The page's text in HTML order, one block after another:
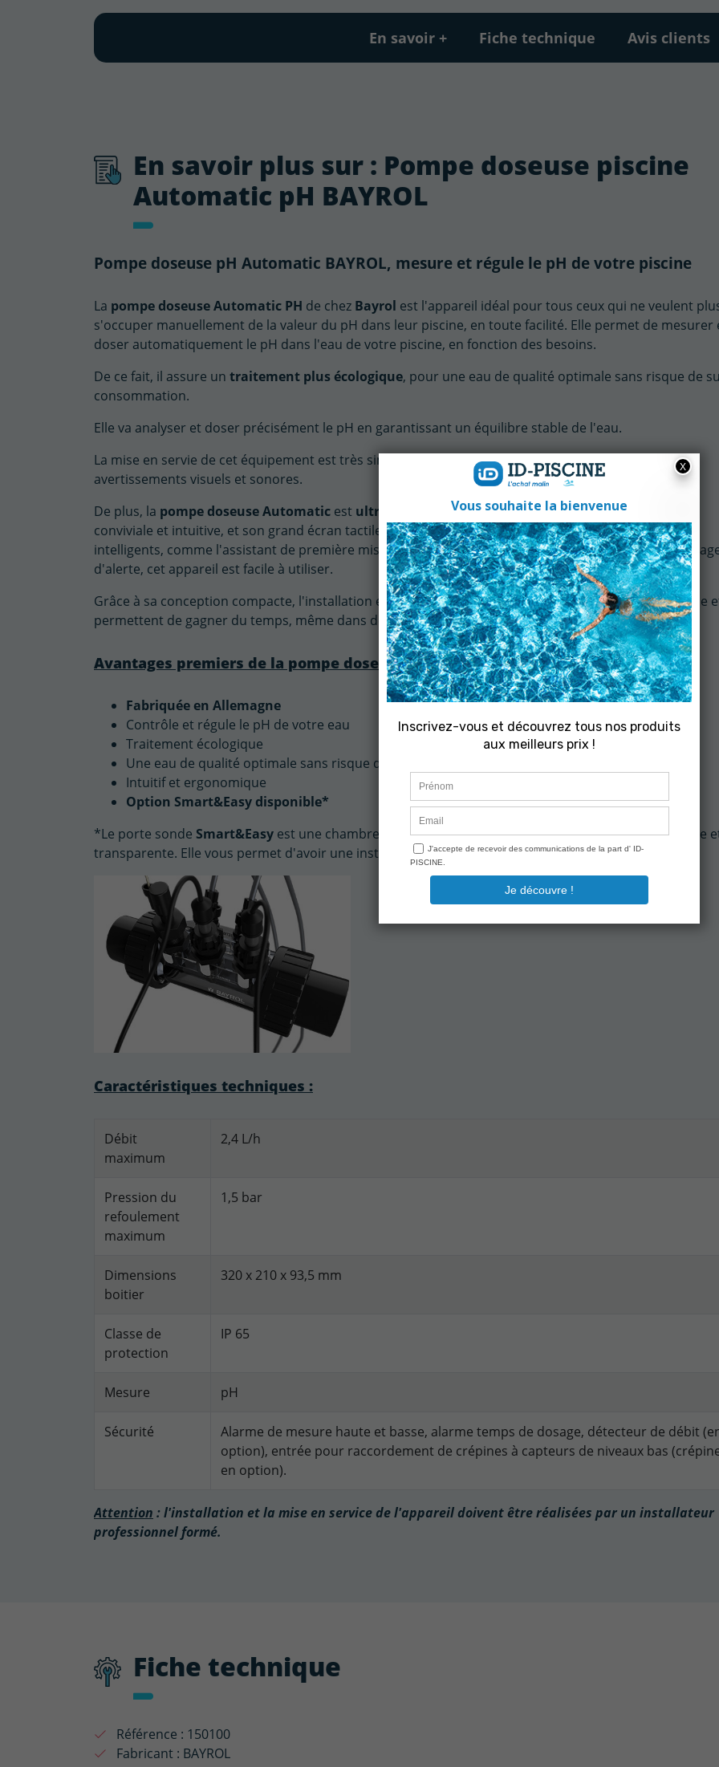
En savoir + Fiche technique Avis clients
En savoir plus sur : Pompe doseuse piscine
Automatic pH BAYROL
Pompe doseuse pH Automatic BAYROL, mesure et régule le pH de votre piscine
La pompe doseuse Automatic PH de chez Bayrol est l'appareil idéal pour tous ceux qui ne veulent
s'occuper manuellement de la valeur du pH dans leur piscine, en toute facilité. Elle permet de mesurer
doser automatiquement le pH dans l'eau de votre piscine, en fonction des besoins.
De ce fait, il assure un traitement plus écologique, pour une eau de qualité optimale sans risque de
consommation.
Elle va analyser et doser précisément le pH en garantissant un équilibre stable de l'eau.
La mise en servie de cet équipement est très simple, et son fonctionnement est fiable grâce à des
avertissements visuels et sonores.
De plus, la pompe doseuse Automatic est ultra ergonomiquegrâce à son interface utilisateur très
conviviale et intuitive, et son grand écran tactile de 4,3". Disposant également de nombreux logiciels
intelligents, comme l'assistant de première mise en service et instructions pas-à-pas en cas de
d'alerte, cet appareil est facile à utiliser.
Grâce à sa conception compacte, l'installation et l'intégration dans le local technique sont très simple
permettent de gagner du temps, même dans des espaces restreints.
Avantages premiers de la pompe doseuse Automatic PH BAYROL :
Fabriquée en Allemagne
Contrôle et régule le pH de votre eau
Traitement écologique
Une eau de qualité optimale sans risque de sur-consommation
Intuitif et ergonomique
Option Smart&Easy disponible*
*Le porte sonde Smart&Easy est une chambre d'analyse et de dosage en ligne universelle, compacte
transparente. Elle vous permet d'avoir une installation et un entretien facile, propre et rapide.
Caractéristiques techniques :
Débit
maximum
2,4 L/h
Pression du
refoulement
maximum
1,5 bar
Dimensions
boitier
320 x 210 x 93,5 mm
Classe de
protection
IP 65
Mesure pH
Sécurité
Alarme de mesure haute et basse, alarme temps de dosage, détecteur de débit
option), entrée pour raccordement de crépines à capteurs de niveaux bas
en option).
Attention : l'installation et la mise en service de l'appareil doivent être réalisées par un installateur
professionnel formé.
Fiche technique
Référence : 150100
Fabricant : BAYROL